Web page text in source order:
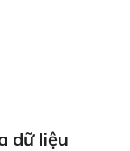
dữ liệu